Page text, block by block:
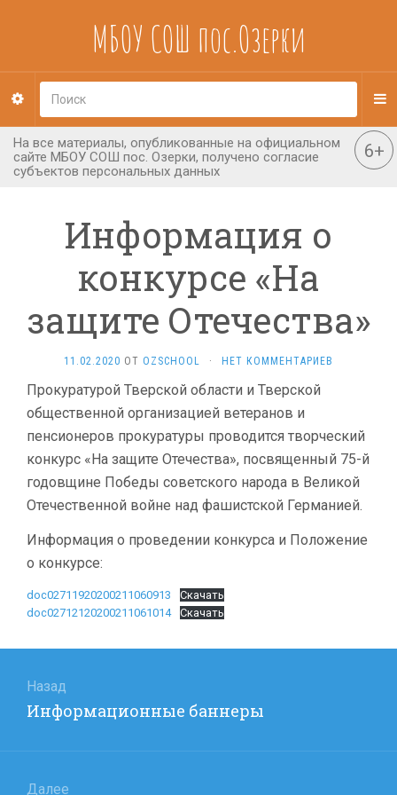
МБОУ СОШ пос.Озерки
Информация о
конкурсе «На
защите Отечества»
11.02.2020 ОТ OZSCHOOL · НЕТ КОММЕНТАРИЕВ
Прокуратурой Тверской области и Тверской
общественной организацией ветеранов и
пенсионеров прокуратуры проводится творческий
конкурс «На защите Отечества», посвященный 75-й
годовщине Победы советского народа в Великой
Отечественной войне над фашистской Германией.
Информация о проведении конкурса и Положение
о конкурсе:
doc02711920200211060913
Скачать
doc02712120200211061014
Скачать
по
записям
Назад
Предыдущая
Информационные баннеры
Далее